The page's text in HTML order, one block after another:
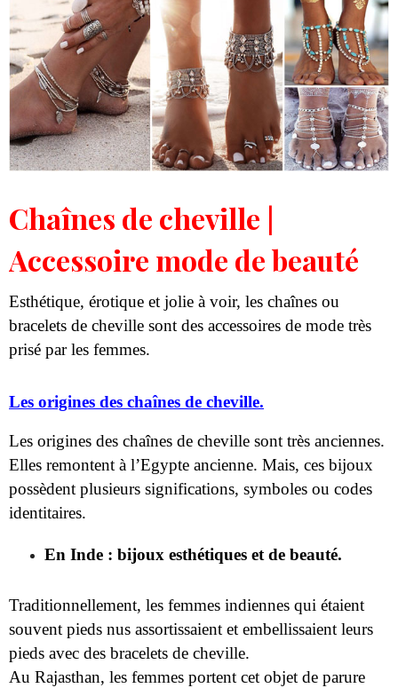
Chaînes de cheville |
Accessoire mode de beauté
Esthétique, érotique et jolie à voir, les chaînes ou
bracelets de cheville sont des accessoires de mode très
prisé par les femmes.
Les origines des chaînes de cheville.
Les origines des chaînes de cheville sont très anciennes.
Elles remontent à l’Egypte ancienne. Mais, ces bijoux
possèdent plusieurs significations, symboles ou codes
identitaires.
En Inde : bijoux esthétiques et de beauté.
Traditionnellement, les femmes indiennes qui étaient
souvent pieds nus assortissaient et embellissaient leurs
pieds avec des bracelets de cheville.
Au Rajasthan, les femmes portent cet objet de parure